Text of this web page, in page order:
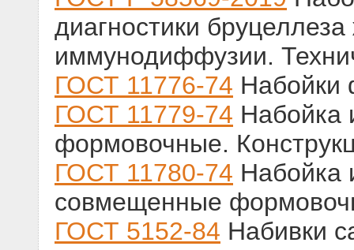
диагностики
иммунодиффузии.
ГОСТ 11776-74 Набойки
ГОСТ 11779-74 Набойка
формовочные.
ГОСТ 11780-74 Набойка
совмещенные
ГОСТ 5152-84 Набивки